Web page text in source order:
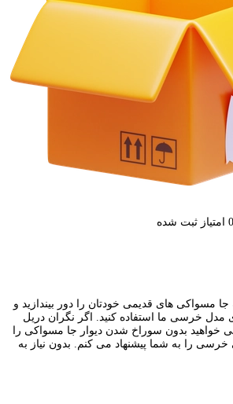
0 امتیاز ثبت شده
مسواکی های قدیمی خودتان را دور بیندازید و
مدل خرسی ما استفاده کنید. اگر نگران دریل
خواهید بدون سوراخ شدن دیوار جا مسواکی را
خرسی را به شما پیشنهاد می کنم. بدون نیاز به